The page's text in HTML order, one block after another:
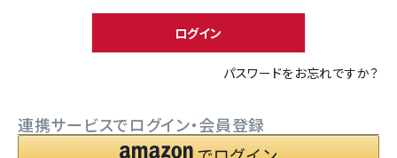
ようこそ ゲスト 様
person 新規会員登録
)
ログイン
パスワードをお忘れですか？
連携サービスでログイン・会員登録